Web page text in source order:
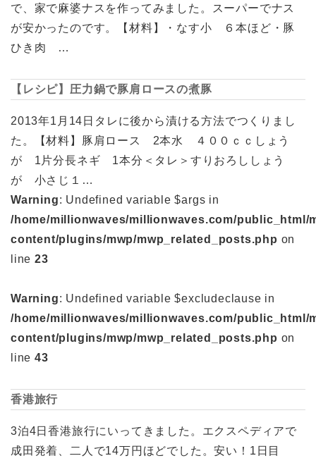
で、家で麻婆ナスを作ってみました。スーパーでナス
が安かったのです。【材料】・なす小 ６本ほど・豚
ひき肉 …
【レシピ】圧力鍋で豚肩ロースの煮豚
2013年1月14日タレに後から漬ける方法でつくりまし
た。【材料】豚肩ロース 2本水 ４００ｃｃしょう
が 1片分長ネギ 1本分＜タレ＞すりおろししょう
が 小さじ１…
Warning: Undefined variable $args in
/home/millionwaves/millionwaves.com/public_html/
content/plugins/mwp/mwp_related_posts.php on
line 23
Warning: Undefined variable $excludeclause in
/home/millionwaves/millionwaves.com/public_html/
content/plugins/mwp/mwp_related_posts.php on
line 43
香港旅行
3泊4日香港旅行にいってきました。エクスペディアで
成田発着、二人で14万円ほどでした。安い！1日目